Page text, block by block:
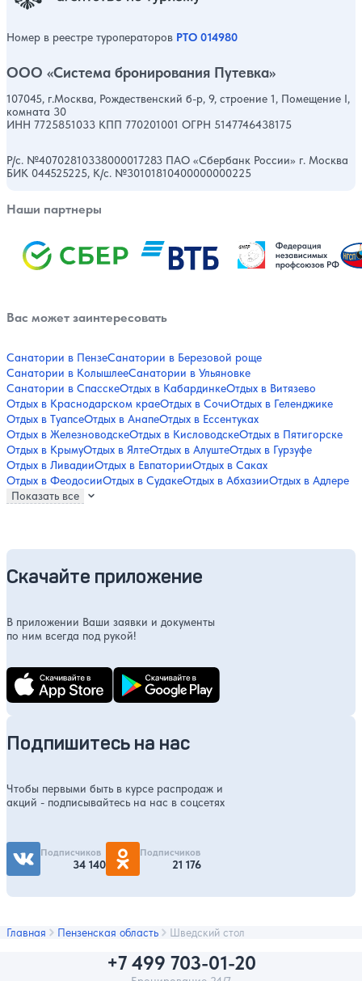
Номер в реестре туроператоров РТО 014980
ООО «Система бронирования Путевка»
107045, г.Москва, Рождественский б-р, 9, строение 1, Помещение I,
комната 30
ИНН 7725851033 КПП 770201001 ОГРН 5147746438175
Р/с. №40702810338000017283 ПАО «Сбербанк России» г. Москва
БИК 044525225, К/с. №30101810400000000225
Наши партнеры
Вас может заинтересовать
Санатории в ПензеСанатории в Березовой роще
Санатории в КолышлееСанатории в Ульяновке
Санатории в СпасскеОтдых в КабардинкеОтдых в Витязево
Отдых в Краснодарском краеОтдых в СочиОтдых в Геленджике
Отдых в ТуапсеОтдых в АнапеОтдых в Ессентуках
Отдых в ЖелезноводскеОтдых в КисловодскеОтдых в Пятигорске
Отдых в КрымуОтдых в ЯлтеОтдых в АлуштеОтдых в Гурзуфе
Отдых в ЛивадииОтдых в ЕвпаторииОтдых в Саках
Отдых в ФеодосииОтдых в СудакеОтдых в АбхазииОтдых в Адлере
Показать все
Скачайте приложение
В приложении Ваши заявки и документы
по ним всегда под рукой!
Подпишитесь на нас
Чтобы первыми быть в курсе распродаж и
акций - подписывайтесь на нас в соцсетях
Подписчиков
34 140
Подписчиков
21 176
Главная Пензенская область Шведский стол
+7 499 703-01-20